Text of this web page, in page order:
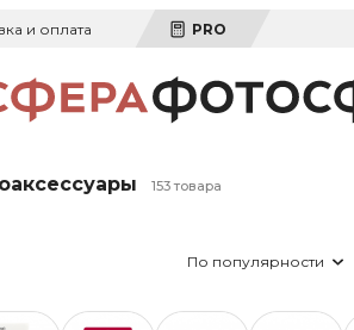
и оплата PRO
153 товара
По популярности